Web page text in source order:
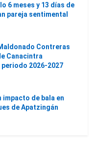
6 meses y 13 días de
pareja sentimental
Contreras
Canacintra
2026-2027
impacto de bala en
de Apatzingán